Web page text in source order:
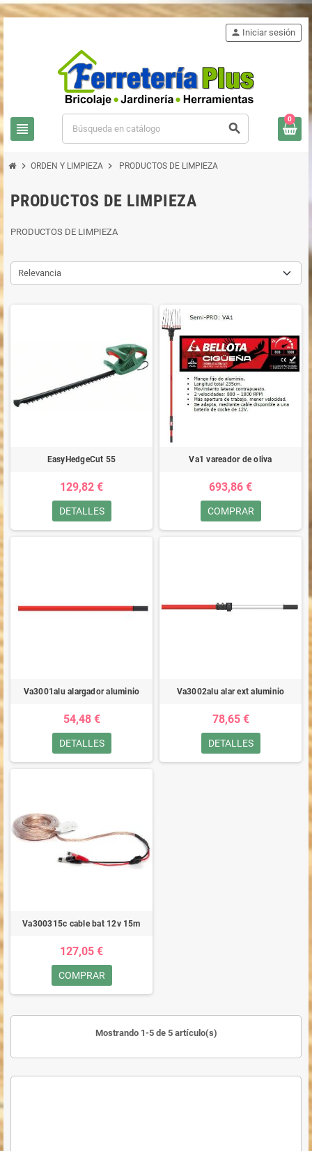
view_headline search
person Iniciar sesión
0
chevron_right ORDEN Y LIMPIEZA chevron_right PRODUCTOS DE LIMPIEZA
PRODUCTOS DE LIMPIEZA
PRODUCTOS DE LIMPIEZA
Relevancia
EasyHedgeCut 55
129,82 €
DETALLES
Va1 vareador de oliva
693,86 €
COMPRAR
Va3001alu alargador aluminio
54,48 €
DETALLES
Va3002alu alar ext aluminio
78,65 €
DETALLES
Va300315c cable bat 12v 15m
127,05 €
COMPRAR
Mostrando 1-5 de 5 artículo(s)